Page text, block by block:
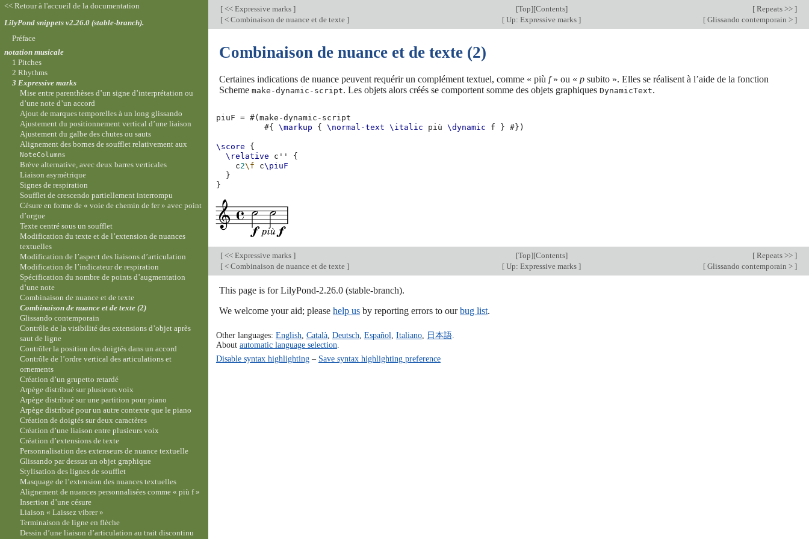
[ << Expressive marks ] [Top][Contents] [ Repeats >> ]
[ < Combinaison de nuance et de texte ] [ Up: Expressive marks ] [ Glissando contemporain > ]
Combinaison de nuance et de texte (2)
Certaines indications de nuance peuvent requérir un complément textuel, comme « più f» ou « p subito ». Elles se réalisent à l’aide de la fonction
Scheme make-dynamic-script. Les objets alors créés se comportent somme des objets graphiques DynamicText.
piuF = #(make-dynamic-script
#{
\markup { \normal-text \italic più \dynamic f } #})
\score
{
\relative
c''
{
c2\f c\piuF
}
}
[ << Expressive marks ] [Top][Contents] [ Repeats >> ]
[ < Combinaison de nuance et de texte ] [ Up: Expressive marks ] [ Glissando contemporain > ]
This page is for LilyPond-2.26.0 (stable-branch).
We welcome your aid; please help us by reporting errors to ourbug list.
Other languages: English Català, Deutsch Español Italiano, 日本語.
About automatic language selection
Disable syntax highlighting– Save syntax highlighting preference
<< Retour à l'accueil de la documentation
LilyPond snippets v2.26.0 (stable-branch).
Préface
notation musicale
1 Pitches
2 Rhythms
3 Expressive marks
Mise entre parenthèses d’un signe d’interprétation ou
d’une note d’un accord
Ajout de marques temporelles à un long glissando
Ajustement du positionnement vertical d’une liaison
Ajustement du galbe des chutes ou sauts
Alignement des bornes de soufflet relativement aux
NoteColumns
Brève alternative, avec deux barres verticales
Liaison asymétrique
Signes de respiration
Soufflet de crescendo partiellement interrompu
Césure en forme de « voie de chemin de fer » avec point
d’orgue
Texte centré sous un soufflet
Modification du texte et de l’extension de nuances
textuelles
Modification de l’aspect des liaisons d’articulation
Modification de l’indicateur de respiration
Spécification du nombre de points d’augmentation
d’une note
Combinaison de nuance et de texte
Combinaison de nuance et de texte (2)
Glissando contemporain
Contrôle de la visibilité des extensions d’objet après
saut de ligne
Contrôler la position des doigtés dans un accord
Contrôle de l’ordre vertical des articulations et
ornements
Création d’un grupetto retardé
Arpège distribué sur plusieurs voix
Arpège distribué sur une partition pour piano
Arpège distribué pour un autre contexte que le piano
Création de doigtés sur deux caractères
Création d’une liaison entre plusieurs voix
Création d’extensions de texte
Personnalisation des extenseurs de nuance textuelle
Glissando par dessus un objet graphique
Stylisation des lignes de soufflet
Masquage de l’extension des nuances textuelles
Alignement de nuances personnalisées comme « più f »
Insertion d’une césure
Liaison « Laissez vibrer »
Terminaison de ligne en flèche
Dessin d’une liaison d’articulation au trait discontinu